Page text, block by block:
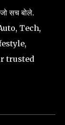
सच बोले.
Tech,
trusted